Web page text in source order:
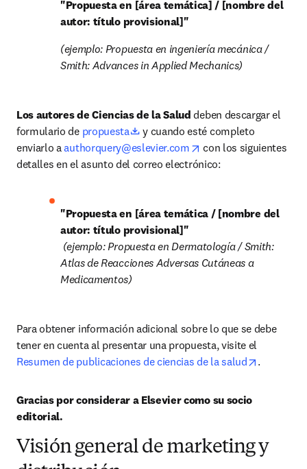
"Propuesta en [área temática] / [nombre del
autor: título provisional]"
(ejemplo: Propuesta en ingeniería mecánica /
Smith: Advances in Applied Mechanics)
Los autores de Ciencias de la Salud deben descargar el
formulario de propuesta opens in new tab/window
y cuando esté completo
enviarlo a authorquery@eslevier.com opens in new tab/
con los siguientes
detalles en el asunto del correo electrónico:
"Propuesta en [área temática / [nombre del
Atlas de Reacciones Adversas Cutáneas a
Medicamentos)
Para obtener información adicional sobre lo que se debe
Resumen de publicaciones de ciencias de la salud
opens in
.
Gracias por considerar a Elsevier como su socio
editorial.
Visión general de marketing y